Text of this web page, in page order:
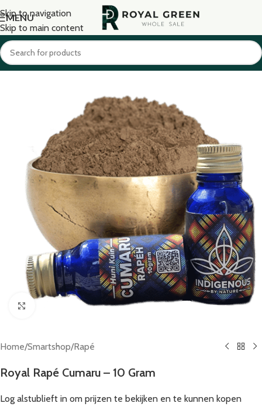
Skip to navigation
Skip to main content
MENU
Click to enlarge
Home/Smartshop/Rapé
Royal Rapé Cumaru – 10 Gram
Log alstublieft in om prijzen te bekijken en te kunnen kopen